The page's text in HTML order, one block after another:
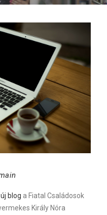
blog a Fiatal Családosok
Király Nóra